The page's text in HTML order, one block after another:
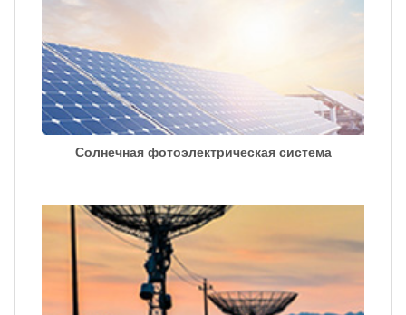
Солнечная фотоэлектрическая система